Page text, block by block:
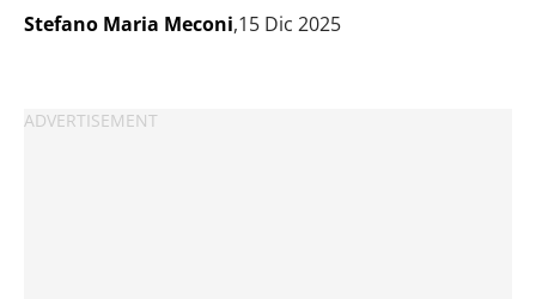
Stefano Maria Meconi,15 Dic 2025